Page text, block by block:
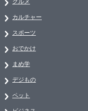
カルチャー
スポーツ
おでかけ
まめ学
デジもの
ペット